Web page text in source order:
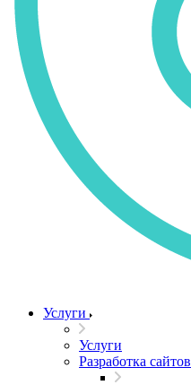
Услуги
Услуги
Разработка сайтов